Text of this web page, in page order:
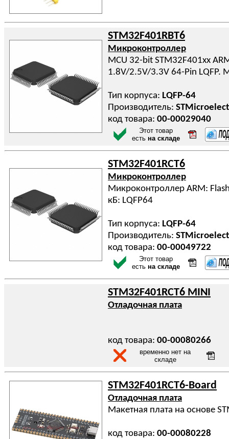
STM32F401RBT6
Микроконтроллер
MCU 32-bit STM32F401xx
1.8V/2.5V/3.3V 64-Pin LQFP.
Тип корпуса: LQFP-64
Производитель:
код товара: 00-00029040
Этот товар
есть на складе
STM32F401RCT6
Микроконтроллер
Микроконтроллер ARM:
кБ: LQFP64
Тип корпуса: LQFP-64
Производитель:
код товара: 00-00049722
Этот товар
есть на складе
STM32F401RCT6 MINI
Отладочная плата
код товара: 00-00080266
временно нет на
складе
STM32F401RCT6-Board
Отладочная плата
Макетная плата на основе
код товара: 00-00080228